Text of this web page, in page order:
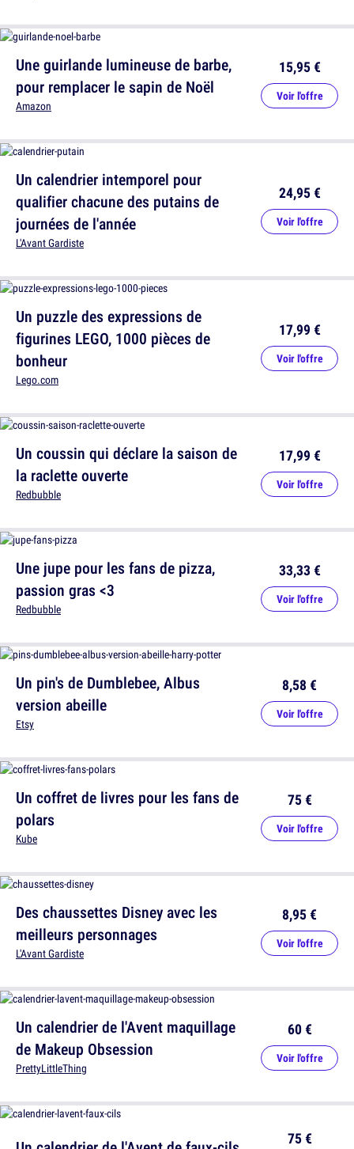
Un calendrier intemporel pour
qualifier chacune des putains de
journées de l'année
L'Avant Gardiste
24,95 €
Voir l'offre
Un coussin qui déclare la saison de
la raclette ouverte
Redbubble
17,99 €
Voir l'offre
Un pin's de Dumblebee, Albus
version abeille
Etsy
8,58 €
Voir l'offre
Des chaussettes Disney avec les
meilleurs personnages
L'Avant Gardiste
8,95 €
Voir l'offre
75 €
Une guirlande lumineuse de barbe,
pour remplacer le sapin de Noël
Amazon
15,95 €
Voir l'offre
Un puzzle des expressions de
figurines LEGO, 1000 pièces de
bonheur
Lego.com
17,99 €
Voir l'offre
Une jupe pour les fans de pizza,
passion gras <3
Redbubble
33,33 €
Voir l'offre
Un coffret de livres pour les fans de
polars
Kube
75 €
Voir l'offre
Un calendrier de l'Avent maquillage
de Makeup Obsession
PrettyLittleThing
60 €
Voir l'offre